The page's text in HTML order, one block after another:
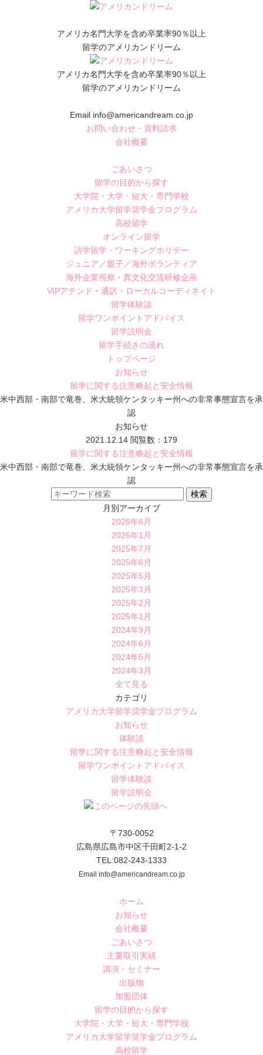
アメリカ名門大学を含め卒業率90％以上
留学のアメリカンドリーム
アメリカ名門大学を含め卒業率90％以上
留学のアメリカンドリーム
Email info@americandream.co.jp
お問い合わせ・資料請求
会社概要
ごあいさつ
留学の目的から探す
大学院・大学・短大・専門学校
アメリカ大学留学奨学金プログラム
高校留学
オンライン留学
語学留学・ワーキングホリデー
ジュニア／親子／海外ボランティア
海外企業視察・異文化交流研修企画
VIPアテンド・通訳・ローカルコーディネイト
留学体験談
留学ワンポイントアドバイス
留学説明会
留学手続きの流れ
トップページ
お知らせ
留学に関する注意喚起と安全情報
米中西部・南部で竜巻、米大統領ケンタッキー州への非常事態宣言を承
認
お知らせ
2021.12.14 閲覧数：179
留学に関する注意喚起と安全情報
米中西部・南部で竜巻、米大統領ケンタッキー州への非常事態宣言を承
認
月別アーカイブ
2026年6月
2026年1月
2025年7月
2025年6月
2025年5月
2025年3月
2025年2月
2025年1月
2024年9月
2024年6月
2024年5月
2024年3月
全て見る
カテゴリ
アメリカ大学留学奨学金プログラム
お知らせ
体験談
留学に関する注意喚起と安全情報
留学ワンポイントアドバイス
留学体験談
留学説明会
〒730-0052
広島県広島市中区千田町2-1-2
TEL:082-243-1333
Email info@americandream.co.jp
ホーム
お知らせ
会社概要
ごあいさつ
主要取引実績
講演・セミナー
出版物
加盟団体
留学の目的から探す
大学院・大学・短大・専門学校
アメリカ大学留学奨学金プログラム
高校留学